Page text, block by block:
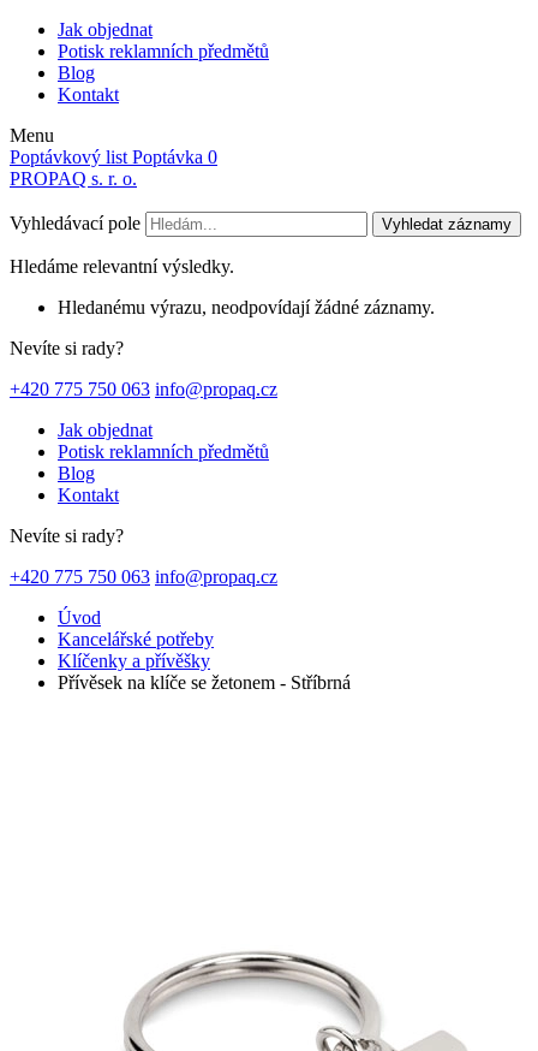
Jak objednat
Potisk reklamních předmětů
Blog
Kontakt
Menu
Poptávkový list Poptávka 0
PROPAQ s. r. o.
Vyhledávací pole Vyhledat záznamy
Hledáme relevantní výsledky.
Hledanému výrazu, neodpovídají žádné záznamy.
Nevíte si rady?
+420 775 750 063 info@propaq.cz
Jak objednat
Potisk reklamních předmětů
Blog
Kontakt
Nevíte si rady?
+420 775 750 063 info@propaq.cz
Úvod
Kancelářské potřeby
Klíčenky a přívěšky
Přívěsek na klíče se žetonem - Stříbrná